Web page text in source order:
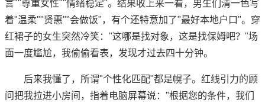
言""尊重女性""情绪稳定"。结果收上来一看，男生们清一色写
着"温柔""贤惠""会做饭"，有个还特意加了"最好本地户口"。穿
红裙子的女生突然冷笑："这哪是找对象，这是找保姆吧？"场
面一度尴尬，我偷偷看表，发现才过去四十分钟。
后来我懂了，所谓"个性化匹配"都是幌子。红线引力的顾
问把我拉进小房间，指着电脑屏幕说："根据您的条件，我们